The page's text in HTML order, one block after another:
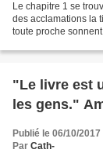
Le chapitre 1 se
des acclamations la
toute proche
"Le livre est
les gens."
Publié le 06/10/
Par Cath-